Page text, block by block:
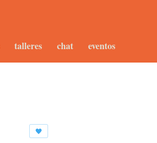
talleres chat eventos